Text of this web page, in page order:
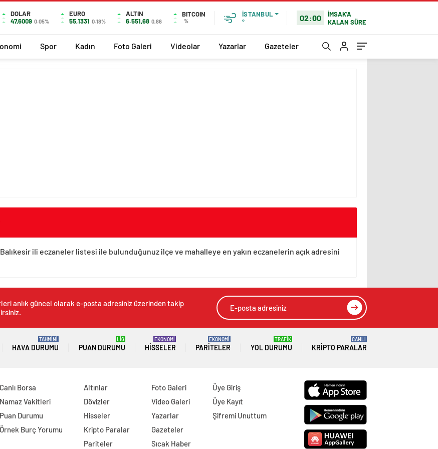
DOLAR
47,6009 0.05%
EURO
55,1331 0.18%
ALTIN
6.551,68 0,86
BITCOIN
%
İSTANBUL
°
02:00
İMSAK'A
KALAN SÜRE
Spor Kadın Foto Galeri Videolar Yazarlar Gazeteler
ili eczaneler listesi ile bulunduğunuz ilçe ve mahalleye en yakın eczanelerin açık adresini
anlık güncel olarak e-posta adresiniz üzerinden takip
HAVA DURUMU
TAHMİNİ
PUAN DURUMU
LİG
HISSELER
EKONOMİ
PARITELER
EKONOMİ
YOL DURUMU
TRAFİK
KRIPTO PARALAR
CANLI
Canlı Borsa
Namaz Vakitleri
Puan Durumu
Örnek Burç Yorumu
Altınlar
Dövizler
Hisseler
Kripto Paralar
Pariteler
Foto Galeri
Video Galeri
Yazarlar
Gazeteler
Sıcak Haber
Üye Giriş
Üye Kayıt
Şifremi Unuttum